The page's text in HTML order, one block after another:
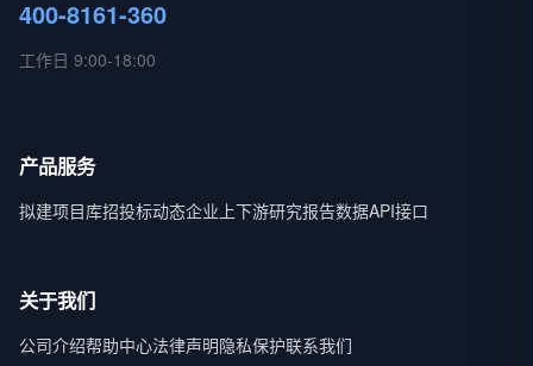
400-8161-360
工作日 9:00-18:00
产品服务
拟建项目库招投标动态企业上下游研究报告数据API接口
关于我们
公司介绍帮助中心法律声明隐私保护联系我们